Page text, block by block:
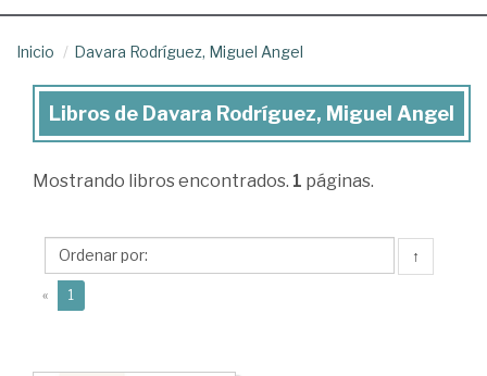
Inicio Davara Rodríguez, Miguel Angel
Libros
Davara
Miguel
Angel
Libros de Davara Rodríguez, Miguel Angel
Mostrando libros encontrados. 1 páginas.
↑
« 1